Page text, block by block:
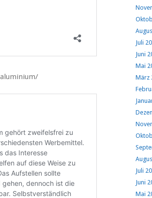
Juli
Juni
Mai
März
Juli
Juni
Mai